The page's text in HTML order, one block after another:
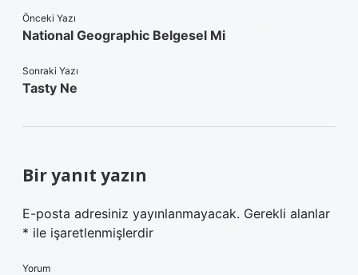
Önceki Yazı
National Geographic Belgesel Mi
Sonraki Yazı
Tasty Ne
Bir yanıt yazın
E-posta adresiniz yayınlanmayacak. Gerekli alanlar
* ile işaretlenmişlerdir
Yorum